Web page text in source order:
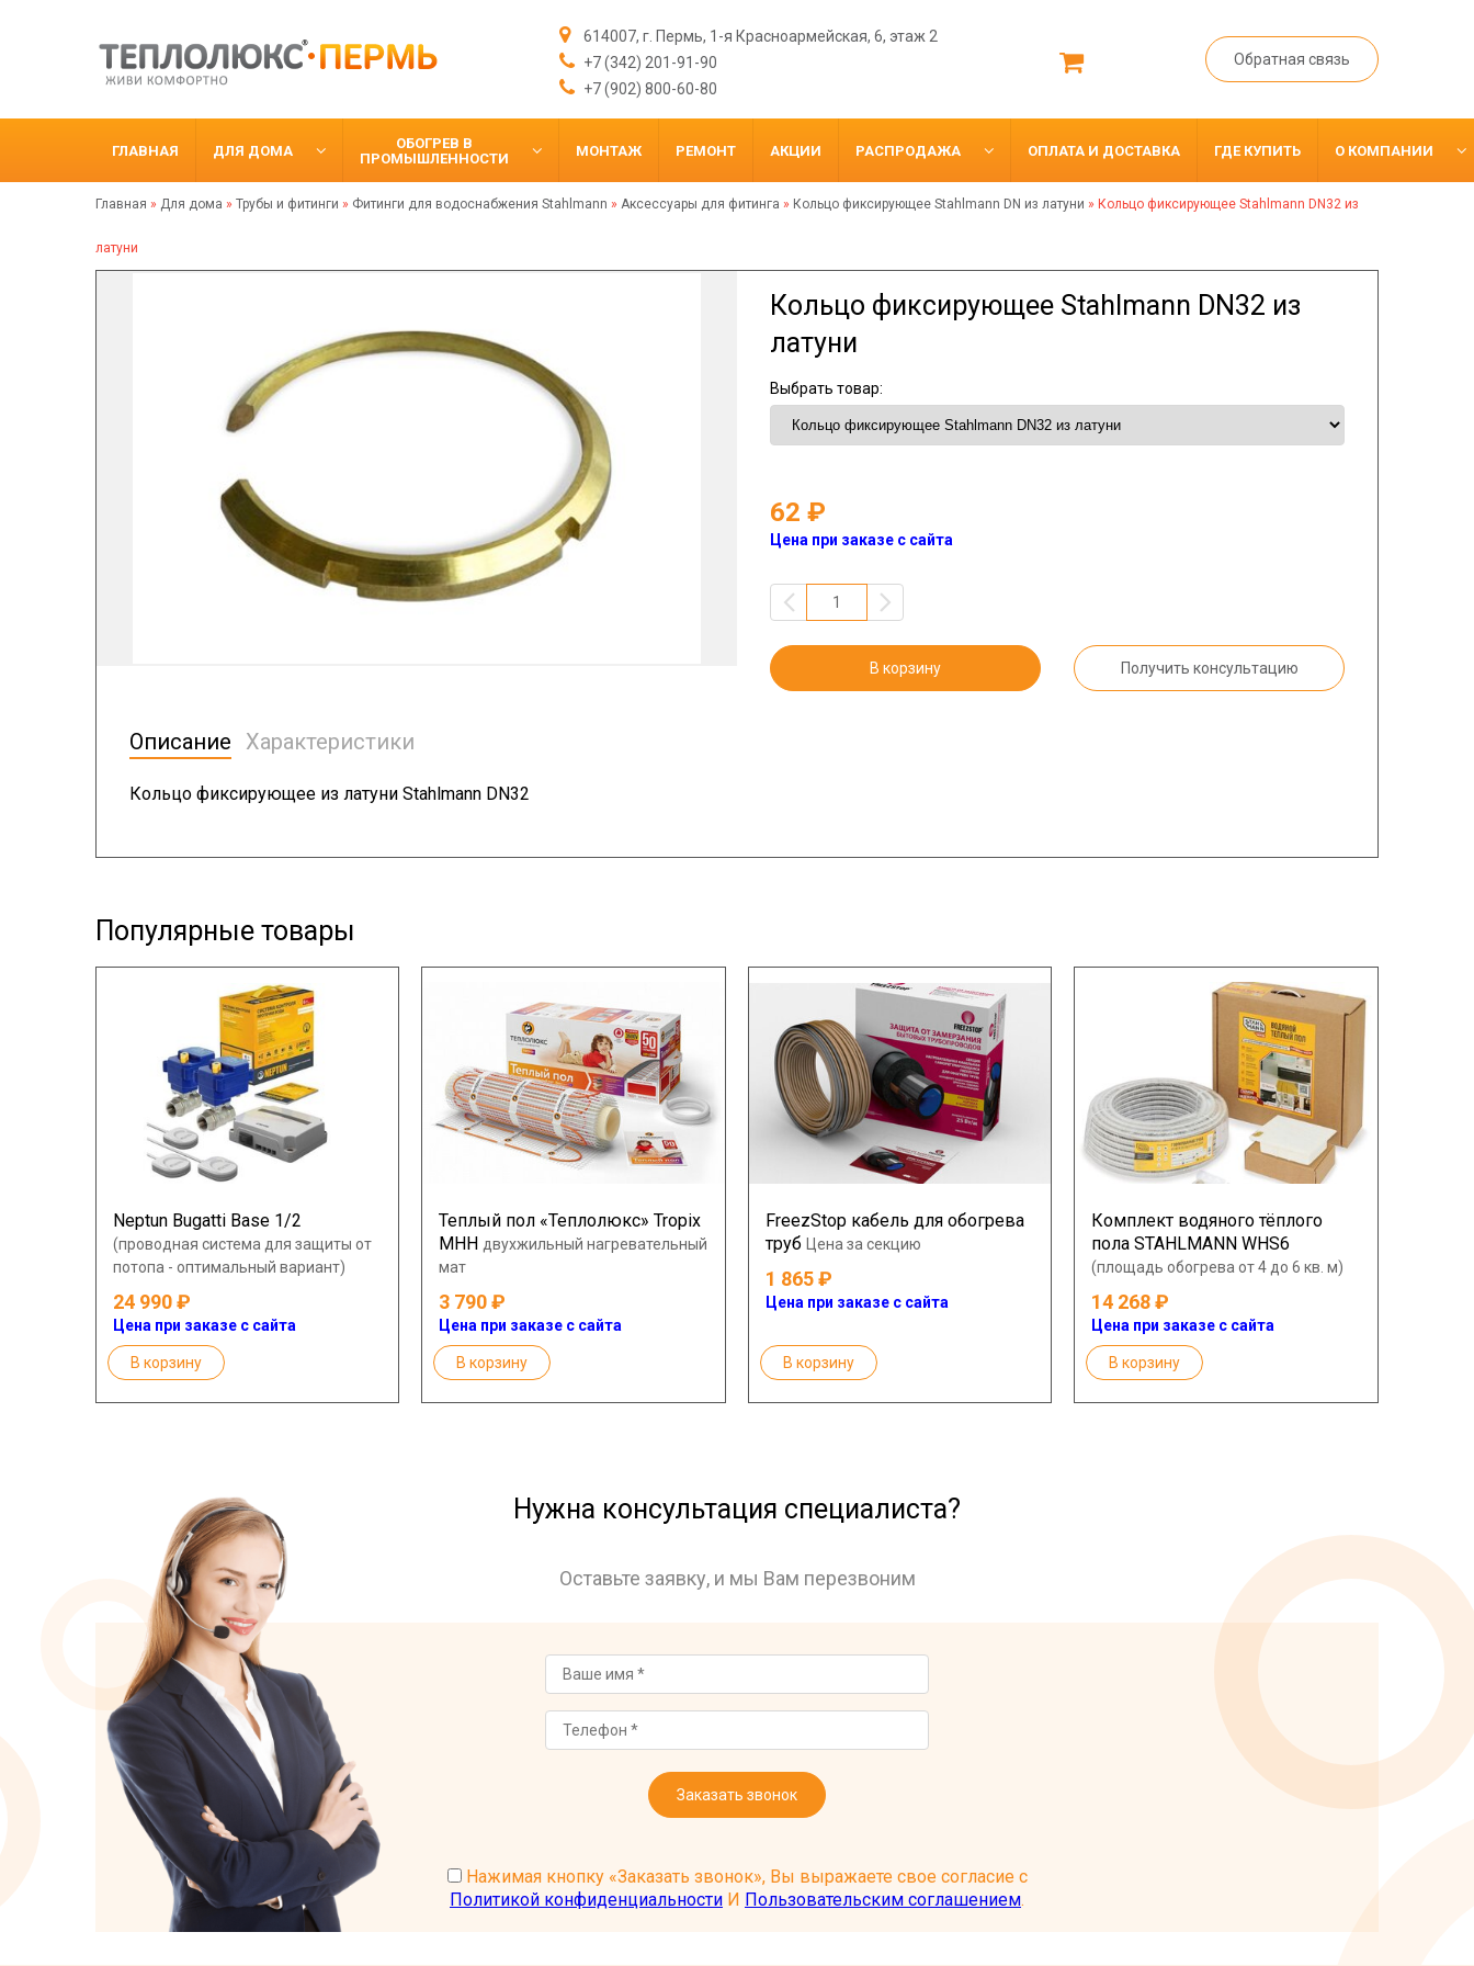
614007, г. Пермь, 1-я Красноармейская, 6, этаж 2
+7 (342) 201-91-90
+7 (902) 800-60-80
Обратная связь
ГЛАВНАЯ ДЛЯ ДОМА
ОБОГРЕВ В
ПРОМЫШЛЕННОСТИ
МОНТАЖ РЕМОНТ АКЦИИ РАСПРОДАЖА ОПЛАТА И ДОСТАВКА ГДЕ КУПИТЬ О КОМПАНИИ
Главная » Для дома » Трубы и фитинги » Фитинги для водоснабжения Stahlmann » Аксессуары для фитинга » Кольцо фиксирующее Stahlmann DN из латуни » Кольцо фиксирующее Stahlmann DN32 из
латуни
Кольцо фиксирующее Stahlmann DN32 из
латуни
Выбрать товар:
62
Цена при заказе с сайта
В корзину Получить консультацию
Описание Характеристики
Кольцо фиксирующее из латуни Stahlmann DN32
Популярные товары
Neptun Bugatti Base 1/2
(проводная система для защиты от
потопа - оптимальный вариант)
24 990
Цена при заказе с сайта
В корзину
Теплый пол «Теплолюкс» Tropix
МННдвухжильный нагревательный
мат
3 790
Цена при заказе с сайта
В корзину
FreezStop кабель для обогрева
труб Цена за секцию
1 865
Цена при заказе с сайта
В корзину
Комплект водяного тёплого
пола STAHLMANN WHS6
(площадь обогрева от 4 до 6 кв. м)
14 268
Цена при заказе с сайта
В корзину
Нужна консультация специалиста?
Оставьте заявку, и мы Вам перезвоним
Заказать звонок
Нажимая кнопку «Заказать звонок», Вы выражаете свое согласие с
Политикой конфиденциальности И Пользовательским соглашением.